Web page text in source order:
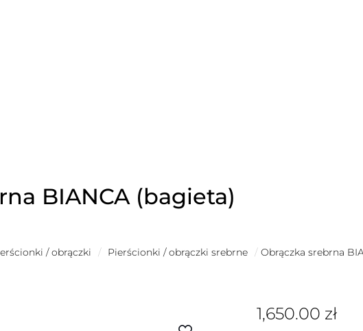
BIANCA (bagieta)
/ obrączki / Pierścionki / obrączki srebrne / Obrączka srebrna
1,650.00 zł